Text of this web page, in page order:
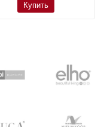
Купить